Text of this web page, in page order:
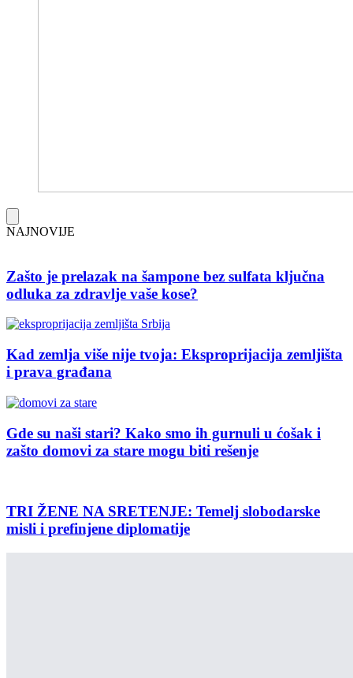
NAJNOVIJE
Zašto je prelazak na šampone bez sulfata ključna
odluka za zdravlje vaše kose?
Kad zemlja više nije tvoja: Eksproprijacija zemljišta
i prava građana
Gde su naši stari? Kako smo ih gurnuli u ćošak i
zašto domovi za stare mogu biti rešenje
TRI ŽENE NA SRETENJE: Temelj slobodarske
misli i prefinjene diplomatije